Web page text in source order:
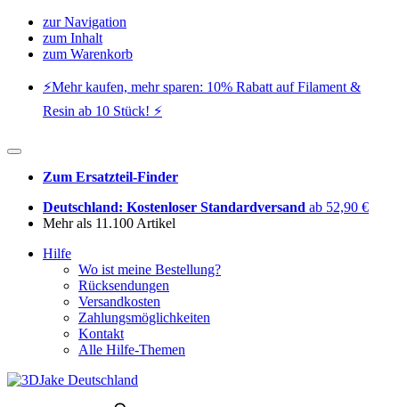
zur Navigation
zum Inhalt
zum Warenkorb
⚡️Mehr kaufen, mehr sparen: 10% Rabatt auf Filament &
Resin ab 10 Stück! ⚡️
Zum Ersatzteil-Finder
Deutschland: Kostenloser Standardversand ab 52,90 €
Mehr als 11.100 Artikel
Hilfe
Wo ist meine Bestellung?
Rücksendungen
Versandkosten
Zahlungsmöglichkeiten
Kontakt
Alle Hilfe-Themen